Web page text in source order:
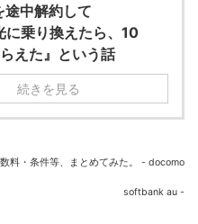
途中解約して
乗り換えたら、10
えた』という話
続きを見る
料・条件等、まとめてみた。 - docomo
softbank au -